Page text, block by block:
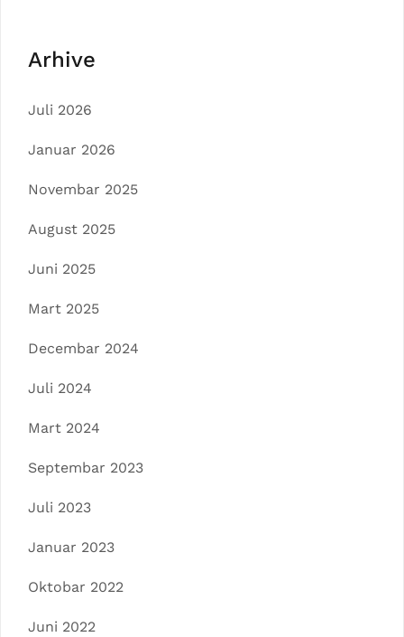
Arhive
Juli 2026
Januar 2026
Novembar 2025
August 2025
Juni 2025
Mart 2025
Decembar 2024
Juli 2024
Mart 2024
Septembar 2023
Juli 2023
Januar 2023
Oktobar 2022
Juni 2022